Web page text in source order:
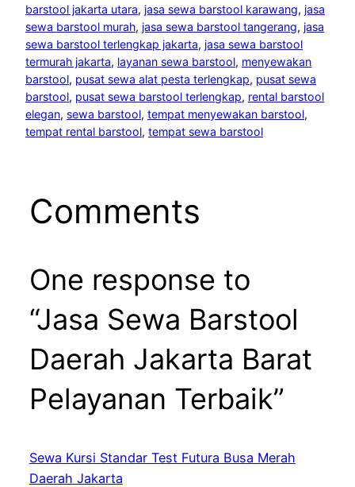
barstool jakarta utara, jasa sewa barstool karawang, jasa
sewa barstool murah, jasa sewa barstool tangerang, jasa
sewa barstool terlengkap jakarta, jasa sewa barstool
termurah jakarta, layanan sewa barstool, menyewakan
barstool, pusat sewa alat pesta terlengkap, pusat sewa
barstool, pusat sewa barstool terlengkap, rental barstool
elegan, sewa barstool, tempat menyewakan barstool
tempat rental barstool, tempat sewa barstool
Comments
One response to
“Jasa Sewa Barstool
Daerah Jakarta Barat
Pelayanan Terbaik”
Sewa Kursi Standar Test Futura Busa Merah
Daerah Jakarta